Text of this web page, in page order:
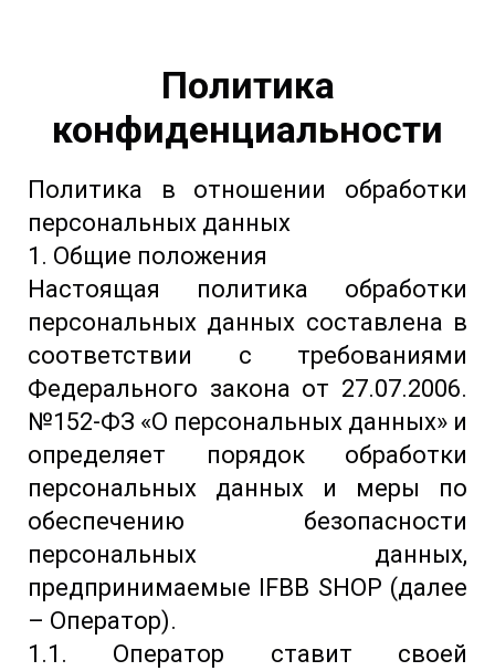
Политика
конфиденциальности
Политика в отношении обработки
персональных данных
1. Общие положения
Настоящая политика обработки
персональных данных составлена в
соответствии с требованиями
Федерального закона от 27.07.2006.
№152-ФЗ «О персональных данных» и
определяет порядок обработки
персональных данных и меры по
обеспечению безопасности
персональных данных,
предпринимаемые IFBB SHOP (далее
– Оператор).
1.1. Оператор ставит своей